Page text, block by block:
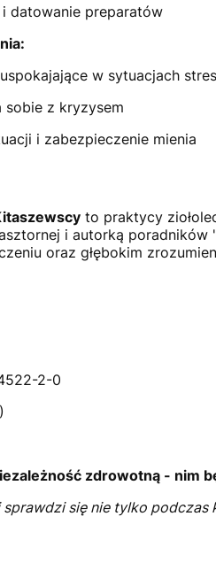
datowanie preparatów
w sytuacjach
sobie z kryzysem
i zabezpieczenie mienia
to praktycy
i autorką poradników
oraz głębokim
2-0
zdrowotną - nim
sprawdzi się nie tylko